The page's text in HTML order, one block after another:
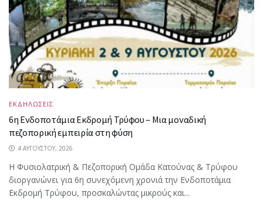
ΕΚΔΗΛΩΣΕΙΣ
6η Ενδοποτάμια Εκδρομή Τρύφου – Μια μοναδική
πεζοπορική εμπειρία στη φύση
4 ΑΥΓΟΎΣΤΟΥ, 2026
Η Φυσιολατρική & Πεζοπορική Ομάδα Κατούνας & Τρύφου
διοργανώνει για 6η συνεχόμενη χρονιά την Ενδοποτάμια
Εκδρομή Τρύφου, προσκαλώντας μικρούς και...